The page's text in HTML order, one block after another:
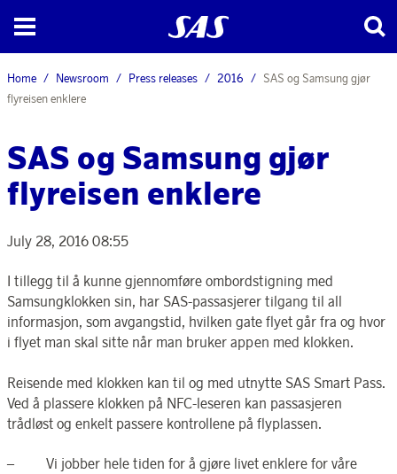
Home Newsroom Press releases 2016
SAS og Samsung gjør
flyreisen enklere
SAS og Samsung gjør
flyreisen enklere
July 28, 2016 08:55
I tillegg til å kunne gjennomføre ombordstigning med
Samsungklokken sin, har SAS-passasjerer tilgang til all
informasjon, som avgangstid, hvilken gate flyet går fra og hvor
i flyet man skal sitte når man bruker appen med klokken.
Reisende med klokken kan til og med utnytte SAS Smart Pass.
Ved å plassere klokken på NFC-leseren kan passasjeren
trådløst og enkelt passere kontrollene på flyplassen.
– Vi jobber hele tiden for å gjøre livet enklere for våre